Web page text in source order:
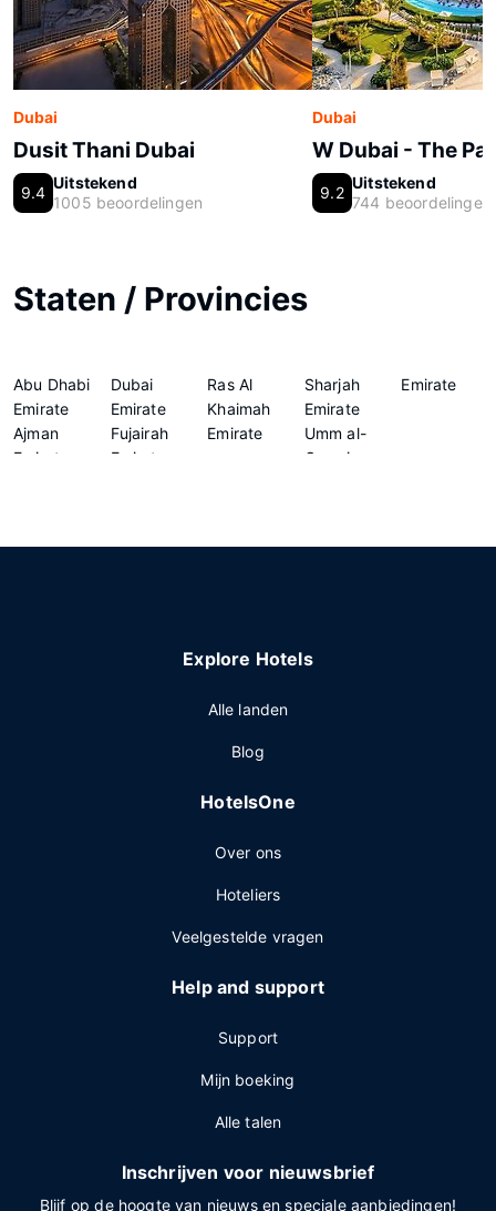
Dubai
Dusit Thani Dubai
9.4
Uitstekend
1005 beoordelingen
Dubai
W Dubai - The
9.2
Uitstekend
744 beoordelingen
Staten / Provincies
Abu Dhabi
Emirate
Ajman
Emirate
Dubai
Emirate
Fujairah
Emirate
Ras Al
Khaimah
Emirate
Sharjah
Emirate
Umm al-
Quwain
Emirate
Explore Hotels
Alle landen
Blog
HotelsOne
Over ons
Hoteliers
Veelgestelde vragen
Help and support
Support
Mijn boeking
Alle talen
Inschrijven voor nieuwsbrief
Blijf op de hoogte van nieuws en speciale aanbiedingen!